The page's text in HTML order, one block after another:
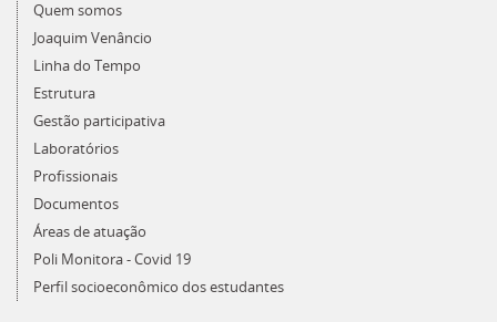
Quem somos
Joaquim Venâncio
Linha do Tempo
Estrutura
Gestão participativa
Laboratórios
Profissionais
Documentos
Áreas de atuação
Poli Monitora - Covid 19
Perfil socioeconômico dos estudantes